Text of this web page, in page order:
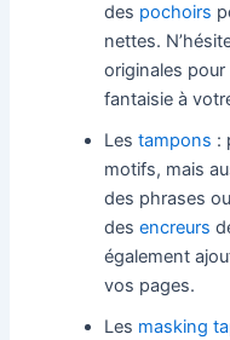
des pochoirs
nettes.
originales
fantaisie à
Lestampons :
motifs, mais
des phrases
desencreurs
également
vos pages.
Les masking